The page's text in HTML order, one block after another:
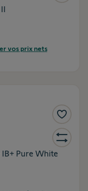
vos prix nets
Pure White